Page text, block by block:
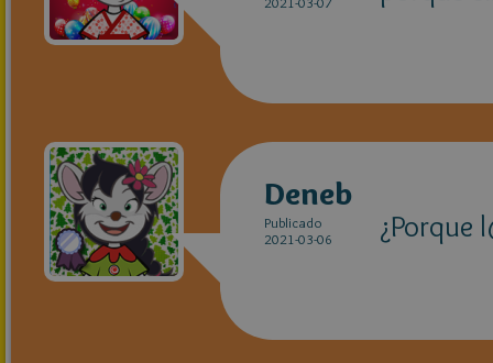
Deneb
Publicado
2021-03-06
¿Porque